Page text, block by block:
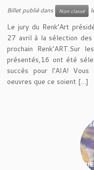
Billet publié dans Non classé
Le jury du Renk’Art
27 avril à la sélection
prochain Renk’ART.Sur
présentés,16 ont été
succès pour l’AIA! Vous
oeuvres que ce soient […]